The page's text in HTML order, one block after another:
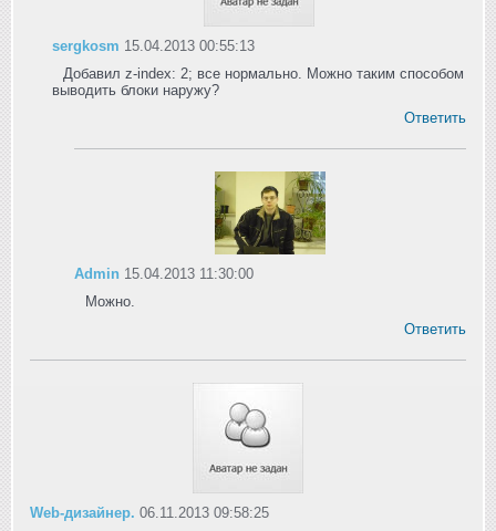
sergkosm 15.04.2013 00:55:13
Добавил z-index: 2; все нормально. Можно таким способом
выводить блоки наружу?
Ответить
Admin 15.04.2013 11:30:00
Можно.
Ответить
Web-дизайнер. 06.11.2013 09:58:25